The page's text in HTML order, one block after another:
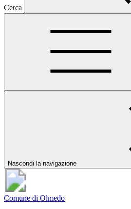
Cerca
Nascondi la navigazione
Comune di Olmedo